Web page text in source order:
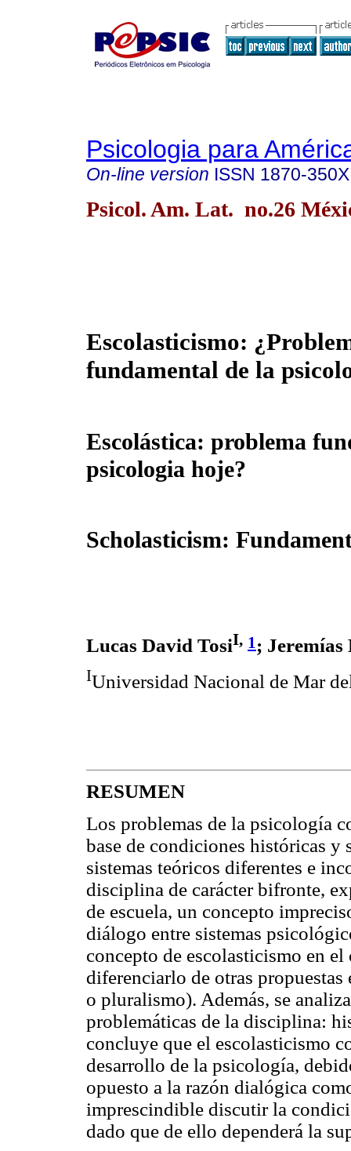
Psicologia para
On-line version ISSN 1870-350X
Psicol. Am. Lat. no.26
Escolasticismo:
fundamental de la
Escolástica: problema
psicologia hoje?
Scholasticism:
Lucas David TosiI, 1 ; Jeremías
IUniversidad Nacional de Mar
RESUMEN
Los problemas de la psicología
base de condiciones históricas y
sistemas teóricos diferentes e
disciplina de carácter bifronte,
de escuela, un concepto
diálogo entre sistemas
concepto de escolasticismo en
diferenciarlo de otras
o pluralismo). Además, se
problemáticas de la disciplina:
concluye que el escolasticismo
desarrollo de la psicología,
opuesto a la razón dialógica
imprescindible discutir la
dado que de ello dependerá la